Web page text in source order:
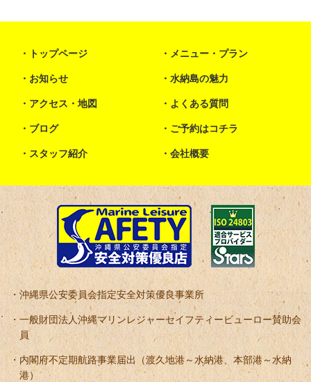
トップページ メニュー・プラン
お知らせ 水納島の魅力
アクセス・地図 よくある質問
ブログ ご予約はコチラ
スタッフ紹介 会社概要
沖縄県公安委員会指定安全対策優良事業所
一般財団法人沖縄マリンレジャーセイフティービューロー賛助会
員
内閣府不定期航路事業届出（渡久地港～水納港、本部港～水納
港）